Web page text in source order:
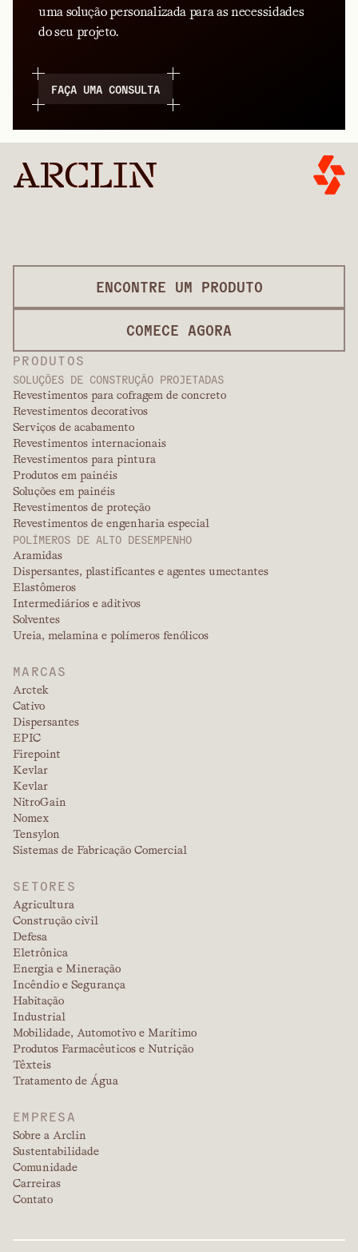
uma solução personalizada para as necessidades
do seu projeto.
FAÇA UMA CONSULTA
PRODUTOS
SOLUÇÕES DE CONSTRUÇÃO PROJETADAS
Revestimentos para cofragem de concreto
Revestimentos decorativos
Serviços de acabamento
Revestimentos internacionais
Revestimentos para pintura
Produtos em painéis
Soluções em painéis
Revestimentos de proteção
Revestimentos de engenharia especial
POLÍMEROS DE ALTO DESEMPENHO
Aramidas
Dispersantes, plastificantes e agentes umectantes
Elastômeros
Intermediários e aditivos
Solventes
Ureia, melamina e polímeros fenólicos
MARCAS
Arctek
Cativo
Dispersantes
EPIC
Firepoint
Kevlar
Kevlar
NitroGain
Nomex
Tensylon
Sistemas de Fabricação Comercial
SETORES
Agricultura
Construção civil
Defesa
Eletrônica
Energia e Mineração
Incêndio e Segurança
Habitação
Industrial
Mobilidade, Automotivo e Marítimo
Produtos Farmacêuticos e Nutrição
Têxteis
Tratamento de Água
EMPRESA
Sobre a Arclin
Sustentabilidade
Comunidade
Carreiras
Contato
ENCONTRE UM PRODUTO
COMECE AGORA